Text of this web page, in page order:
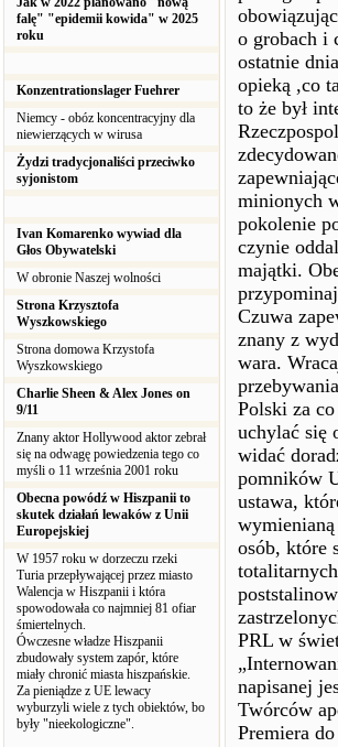
falę" "epidemii kowida" w 2025
roku
Konzentrationslager Fuehrer
Niemcy - obóz koncentracyjny dla
niewierzących w wirusa
Żydzi tradycjonaliści przeciwko
syjonistom
Ivan Komarenko wywiad dla
Głos Obywatelski
W obronie Naszej wolności
Strona Krzysztofa
Wyszkowskiego
Strona domowa Krzystofa
Wyszkowskiego
Charlie Sheen & Alex Jones on
9/11
Znany aktor Hollywood aktor zebrał
się na odwagę powiedzenia tego co
myśli o 11 września 2001 roku
Obecna powódź w Hiszpanii to
skutek działań lewaków z Unii
Europejskiej
W 1957 roku w dorzeczu rzeki
Turia przepływającej przez miasto
Walencja w Hiszpanii i która
spowodowała co najmniej 81 ofiar
śmiertelnych.
Ówczesne władze Hiszpanii
zbudowały system zapór, które
miały chronić miasta hiszpańskie.
Za pieniądze z UE lewacy
wyburzyli wiele z tych obiektów, bo
były "nieekologiczne".
o grobach i
ostatnie
opieką ,co
to że był
minionych
pokolenie
czynie
majątki.
Czuwa
znany z
wara.
Polski za
uchylać się
widać
pomników
ustawa,
osób, które
PRL w
napisanej
Twórców
Premiera